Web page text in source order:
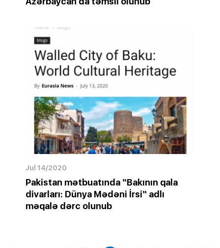
Jul 14/2020
Pakistan mətbuatında “Bakının qala
divarları: Dünya Mədəni İrsi“ adlı
məqalə dərc olunub